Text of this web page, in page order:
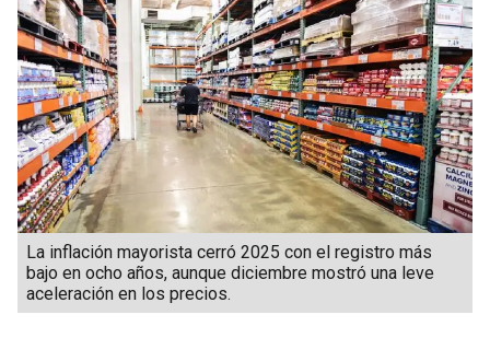
La inflación mayorista cerró 2025 con el registro más
bajo en ocho años, aunque diciembre mostró una leve
aceleración en los precios.